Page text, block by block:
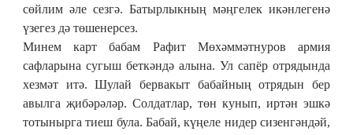
сөйлим әле сезгә. Батырлыкның мәңгелек икәнлегенә
үзегез дә төшенерсез.
Минем карт бабам Рафит Мөхәммәтнуров армия
сафларына сугыш беткәндә алына. Ул сапёр отрядында
хезмәт итә. Шулай бервакыт бабайның отрядын бер
авылга җибәрәләр. Солдатлар, төн кунып, иртән эшкә
тотынырга тиеш була. Бабай, күңеле нидер сизенгәндәй,